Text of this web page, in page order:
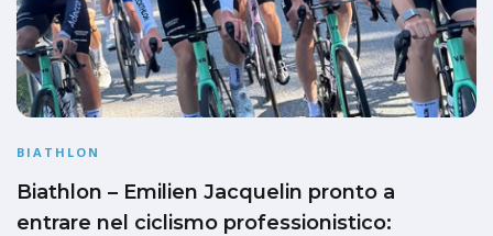
BIATHLON
Biathlon – Emilien Jacquelin pronto a
entrare nel ciclismo professionistico: